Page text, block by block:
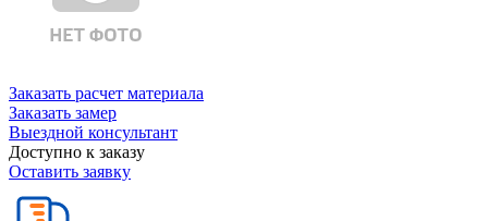
Заказать расчет материала
Заказать замер
Выездной консультант
Доступно к заказу
Оставить заявку